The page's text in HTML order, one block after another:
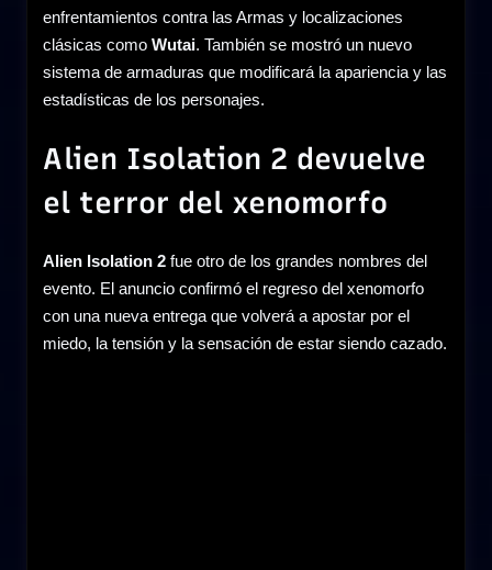
enfrentamientos contra las Armas y localizaciones
clásicas como Wutai. También se mostró un nuevo
sistema de armaduras que modificará la apariencia y las
estadísticas de los personajes.
Alien Isolation 2 devuelve
el terror del xenomorfo
Alien Isolation 2 fue otro de los grandes nombres del
evento. El anuncio confirmó el regreso del xenomorfo
con una nueva entrega que volverá a apostar por el
miedo, la tensión y la sensación de estar siendo cazado.